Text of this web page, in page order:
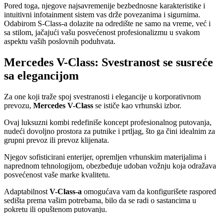
Pored toga, njegove najsavremenije bezbednosne karakteristike i
intuitivni infotainment sistem vas drže povezanima i sigurnima.
Odabirom S-Class-a dolazite na odredište ne samo na vreme, već i
sa stilom, jačajući vašu posvećenost profesionalizmu u svakom
aspektu vaših poslovnih poduhvata.
Mercedes V-Class: Svestranost se susreće
sa elegancijom
Za one koji traže spoj svestranosti i elegancije u korporativnom
prevozu, Mercedes V-Class se ističe kao vrhunski izbor.
Ovaj luksuzni kombi redefiniše koncept profesionalnog putovanja,
nudeći dovoljno prostora za putnike i prtljag, što ga čini idealnim za
grupni prevoz ili prevoz klijenata.
Njegov sofisticirani enterijer, opremljen vrhunskim materijalima i
naprednom tehnologijom, obezbeđuje udoban vožnju koja odražava
posvećenost vaše marke kvalitetu.
Adaptabilnost V-Class-a omogućava vam da konfigurišete raspored
sedišta prema vašim potrebama, bilo da se radi o sastancima u
pokretu ili opuštenom putovanju.